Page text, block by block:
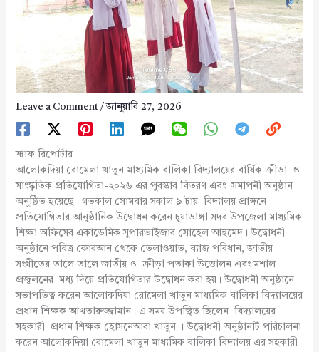
Leave a Comment /জানুয়ারি 27, 2026
স্টাফ রিপোর্টার
আলোকদিয়া রোমেলা খাতুন মাধ্যমিক বালিকা বিদ্যালয়ের বার্ষিক ক্রীড়া ও
সাংস্কৃতিক প্রতিযোগিতা-২০২৬ এর পুরস্কার বিতরণ এবং সমাপনী অনুষ্ঠান
অনুষ্ঠিত হয়েছে। গতকাল সোমবার সকাল ৯ টায় বিদ্যালয় প্রাঙ্গনে
প্রতিযোগিতার আনুষ্ঠানিক উদ্বোধন করেন চুয়াডাঙ্গা সদর উপজেলা মাধ্যমিক
শিক্ষা অফিসের একাডেমিক সুপারভাইজার সোহেল আহমেদ। উদ্বোধনী
অনুষ্ঠানে পবিত্র কোরআন থেকে তেলাওয়াত, ব্যাজ পরিধান, জাতীয়
সংগীতের তালে তালে জাতীয় ও ক্রীড়া পতাকা উত্তোলন এবং মশাল
প্রজ্বলনের মধ্য দিয়ে প্রতিযোগিতার উদ্বোধন করা হয়। উদ্বোধনী অনুষ্ঠানে
সভাপতিত্ব করেন আলোকদিয়া রোমেলা খাতুন মাধ্যমিক বালিকা বিদ্যালয়ের
প্রধান শিক্ষক আখতারুজ্জামান। এ সময় উপস্থিত ছিলেন বিদ্যালয়ের
সহকারী প্রধান শিক্ষক হোসনেআরা খাতুন । উদ্বোধনী অনুষ্ঠানটি পরিচালনা
করেন আলোকদিয়া রোমেলা খাতুন মাধ্যমিক বালিকা বিদ্যালয় এর সহকারী